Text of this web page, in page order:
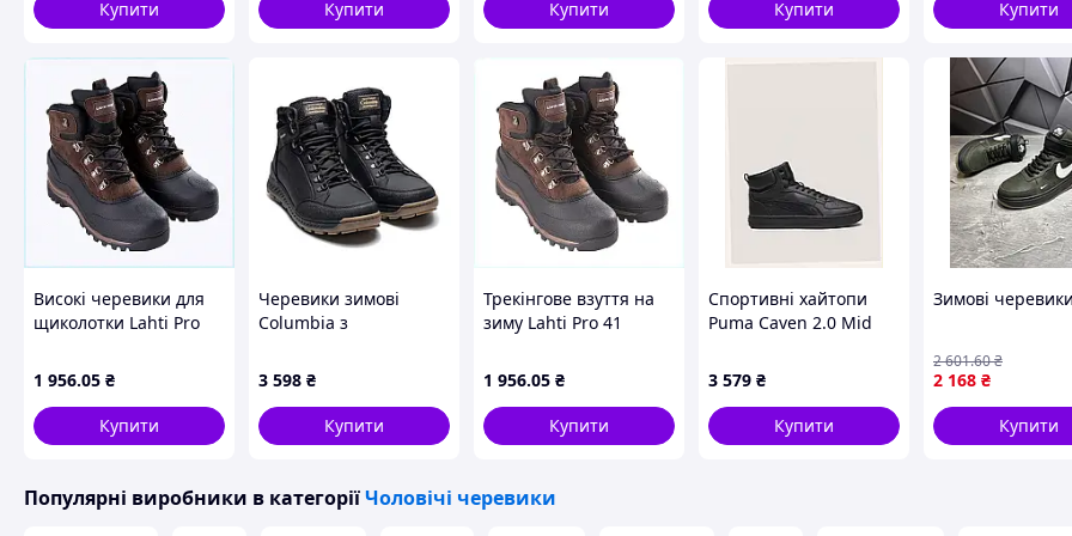
43-28,5 см
44-29 см
Купити
Купити
Купити Купити Купити
Високі черевики для
щиколотки Lahti Pro
81CB7E9401
1 956.05 ₴
Купити
Черевики зимові
Columbia з
набивної шерсті
Чорні/Коричневі
3 598 ₴
Купити
Трекінгове взуття на
зиму Lahti Pro 41
1 956.05 ₴
Купити
Спортивні хайтопи
Puma Caven 2.0 Mid
C8X8C16871
3 579 ₴
Купити
Зимові черевики
2 168 ₴
2 601.60₴
Купити
Популярні виробники в категоріїЧоловічі черевики